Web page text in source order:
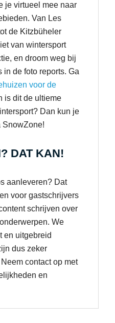
je virtueel mee naar
Van Les
de Kitzbüheler
van wintersport
en droom weg bij
in de foto reports. Ga
voor de
is dit de ultieme
Dan kun je
SnowZone!
DAT KAN!
aanleveren? Dat
voor gastschrijvers
schrijven over
We
en uitgebreid
dus zeker
contact op met
en